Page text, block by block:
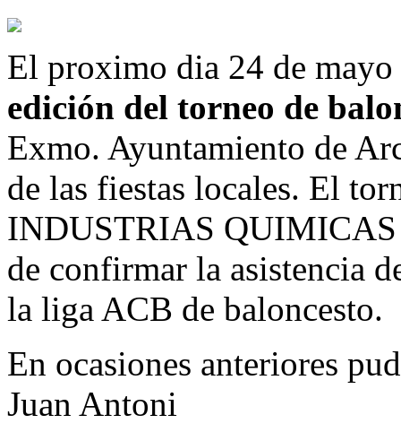
El proximo dia 24 de
edición del torneo de
Exmo. Ayuntamiento de
de las fiestas locales. El
INDUSTRIAS QUIMICAS
de confirmar la asistencia
la liga ACB de baloncesto.
En ocasiones anteriores
Juan Antoni